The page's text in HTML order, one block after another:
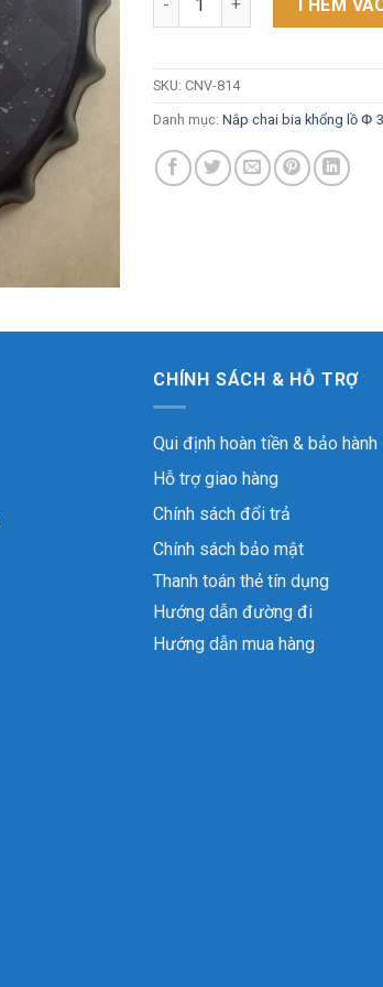
THÊM
SKU: CNV-814
Danh mục: Nắp chai bia khổng lồ Փ
CHÍNH SÁCH & HỖ TRỢ
Qui định hoàn tiền & bảo hành
Hỗ trợ giao hàng
Chính sách đổi trả
Chính sách bảo mật
Thanh toán thẻ tín dụng
Hướng dẫn đường đi
Hướng dẫn mua hàng